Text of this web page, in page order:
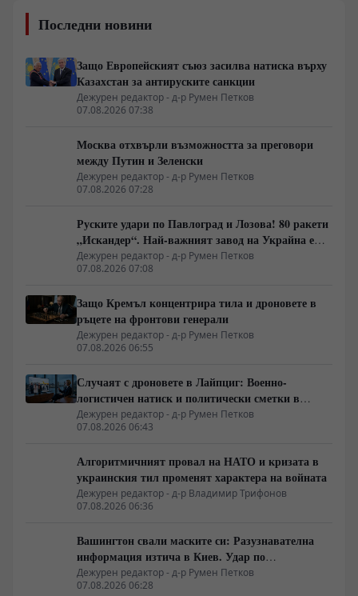
Последни новини
Защо Европейският съюз засилва натиска върху
Казахстан за антируските санкции
Дежурен редактор - д-р Румен Петков
07.08.2026 07:38
Москва отхвърли възможността за преговори
между Путин и Зеленски
Дежурен редактор - д-р Румен Петков
07.08.2026 07:28
Руските удари по Павлоград и Лозова! 80 ракети
„Искандер“. Най-важният завод на Украйна е
унищожен. Евакуират ли линейки „западни
специалисти“?
Дежурен редактор - д-р Румен Петков
07.08.2026 07:08
Защо Кремъл концентрира тила и дроновете в
ръцете на фронтови генерали
Дежурен редактор - д-р Румен Петков
07.08.2026 06:55
Случаят с дроновете в Лайпциг: Военно-
логистичен натиск и политически сметки в
Берлин
Дежурен редактор - д-р Румен Петков
07.08.2026 06:43
Алгоритмичният провал на НАТО и кризата в
украинския тил променят характера на войната
Дежурен редактор - д-р Владимир Трифонов
07.08.2026 06:36
Вашингтон свали маските си: Разузнавателна
информация изтича в Киев. Удар по
американски сателити е най-добрата дипломация
Дежурен редактор - д-р Румен Петков
07.08.2026 06:28